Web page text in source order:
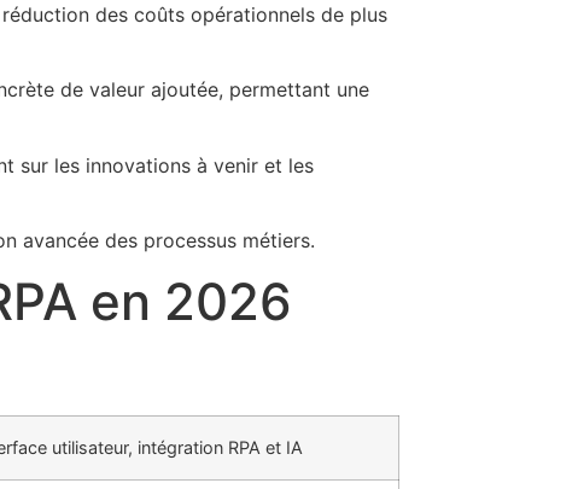
des coûts opérationnels de plus
de valeur ajoutée, permettant une
sur les innovations à venir et les
avancée des processus métiers.
en 2026
utilisateur, intégration RPA et IA